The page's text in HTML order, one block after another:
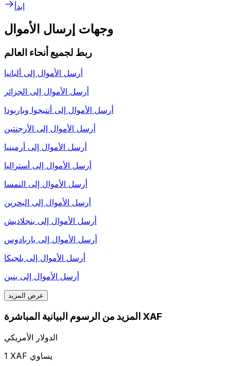
ابدأ
وجهات إرسال الأموال
ربط لجميع أنحاء العالم
أرسل الأموال إلى ألبانيا
أرسل الأموال إلى الجزائر
أرسل الأموال إلى أنتيجوا وباربودا
أرسل الأموال إلى الأرجنتين
أرسل الأموال إلى أرمينيا
أرسل الأموال إلى أستراليا
أرسل الأموال إلى النمسا
أرسل الأموال إلى البحرين
أرسل الأموال إلى بنجلاديش
أرسل الأموال إلى باربادوس
أرسل الأموال إلى بلجيكا
أرسل الأموال إلى بنين
عرض المزيد
المزيد من الرسوم البيانية المباشرة XAF
الدولار الأمريكي
1 XAF يساوي